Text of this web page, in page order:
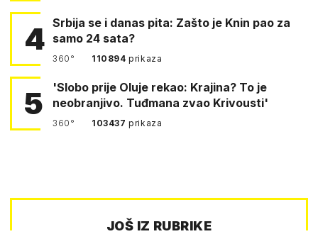
4 Srbija se i danas pita: Zašto je Knin pao za
samo 24 sata?
360° 110894prikaza
5
'Slobo prije Oluje rekao: Krajina? To je
neobranjivo. Tuđmana zvao Krivousti'
360° 103437prikaza
JOŠ IZ RUBRIKE